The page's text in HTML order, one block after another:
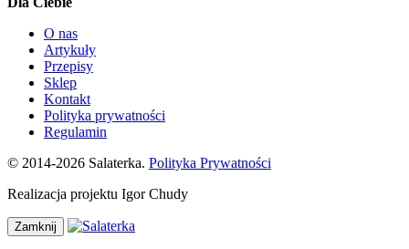
O nas
Artykuły
Przepisy
Sklep
Kontakt
Polityka prywatności
Regulamin
© 2014-2026 Salaterka. Polityka Prywatności
Realizacja projektu Igor Chudy
Zamknij